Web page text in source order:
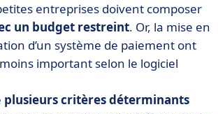
de solutions peuvent convenir aux
entreprises doivent composer
un budget restreint. Or, la mise en
d’un système de paiement ont
important selon le logiciel
plusieurs critères déterminants